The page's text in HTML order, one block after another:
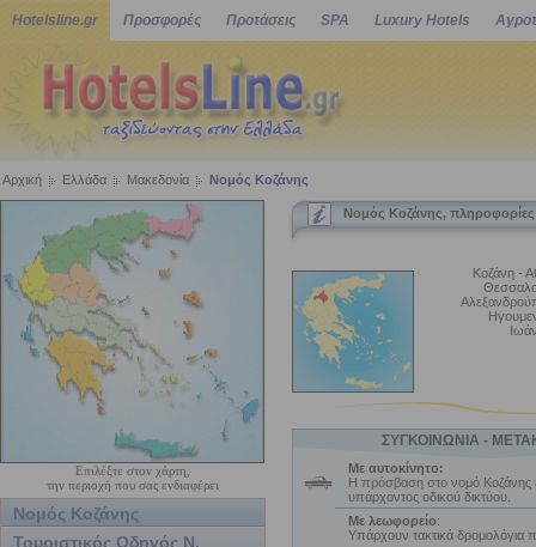
Hotelsline.gr Προσφορές Προτάσεις SPA Luxury Hotels
Αρχική Ελλάδα Μακεδονία Νομός Κοζάνης
Επιλέξτε στον χάρτη,
την περιοχή που σας ενδιαφέρει
Νομός Κοζάνης
Τουριστικός Οδηγός Ν.
Νομός Κοζάνης, πληροφορίες
Κοζάνη -
ΣΥΓΚΟΙΝΩΝΙΑ -
Με αυτοκίνητο:
Η πρόσβαση στο νομό Κοζάνης
υπάρχοντος οδικού δικτύου.
Με λεωφορείο:
Υπάρχουν τακτικά δρομολόγια